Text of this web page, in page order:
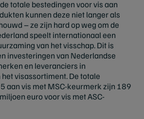
totale bestedingen voor vis aan
kunnen deze niet langer als
– ze zijn hard op weg om de
speelt internationaal een
van het visschap. Dit is
investeringen van Nederlandse
en leveranciers in
visassortiment. De totale
aan vis met MSC-keurmerk zijn 189
euro voor vis met ASC-